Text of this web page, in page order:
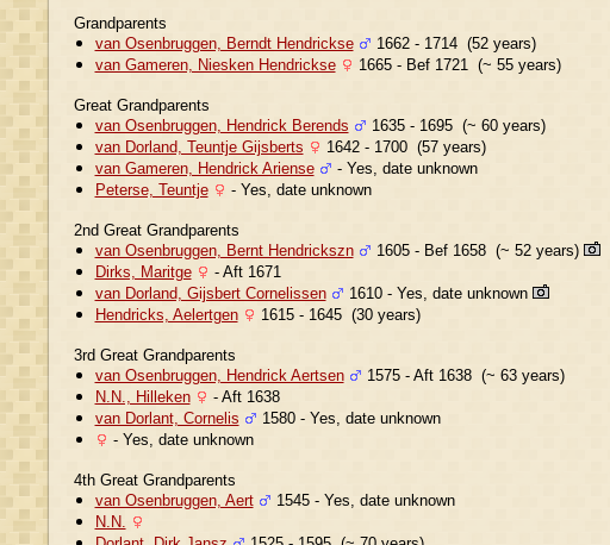
Grandparents
van Osenbruggen, Berndt Hendrickse
1662 - 1714 (52 years)
van Gameren, Niesken Hendrickse
1665 - Bef 1721 (~ 55 years)
Great Grandparents
van Osenbruggen, Hendrick Berends
1635 - 1695 (~ 60 years)
van Dorland, Teuntje Gijsberts
1642 - 1700 (57 years)
van Gameren, Hendrick Ariense
- Yes, date unknown
Peterse, Teuntje
- Yes, date unknown
2nd Great Grandparents
van Osenbruggen, Bernt Hendrickszn
1605 - Bef 1658 (~ 52 years)
Dirks, Maritge
- Aft 1671
van Dorland, Gijsbert Cornelissen
1610 - Yes, date unknown
Hendricks, Aelertgen
1615 - 1645 (30 years)
3rd Great Grandparents
van Osenbruggen, Hendrick Aertsen
1575 - Aft 1638 (~ 63 years)
N.N., Hilleken
- Aft 1638
van Dorlant, Cornelis
1580 - Yes, date unknown
- Yes, date unknown
4th Great Grandparents
van Osenbruggen, Aert
1545 - Yes, date unknown
N.N.